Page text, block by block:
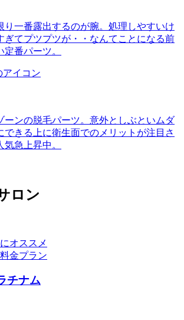
り一番露出するのが腕。処理しやすいけ
ぎてプツプツが・・なんてことになる前
番パーツ。
ーンの脱毛パーツ。意外としぶといムダ
できる上に衛生面でのメリットが注目さ
急上昇中。
ロン
オススメ
金プラン
チナム